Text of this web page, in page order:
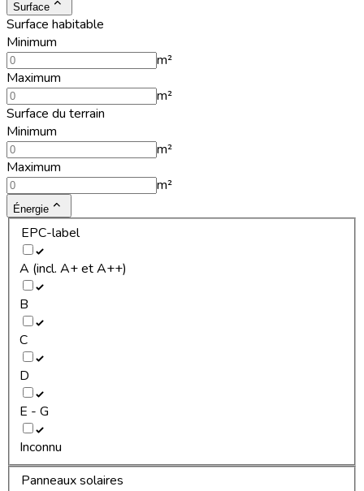
Surface
Surface habitable
Minimum
m²
Maximum
m²
Surface du terrain
Minimum
m²
Maximum
m²
Énergie
EPC-label
A (incl. A+ et A++)
B
C
D
E - G
Inconnu
Panneaux solaires